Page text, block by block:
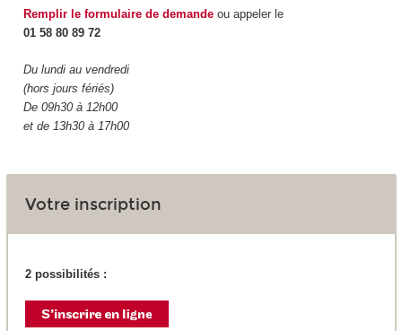
Remplir le formulaire de demandeou appeler le
01 58 80 89 72
Du lundi au vendredi
(hors jours fériés)
De 09h30 à 12h00
et de 13h30 à 17h00
Votre inscription
2 possibilités :